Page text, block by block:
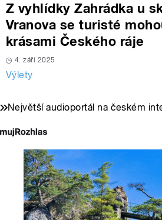
Z vyhlídky Zahrádka u
Vranova se turisté
krásami Českého ráje
4. září 2025
Výlety
Největší audioportál na českém